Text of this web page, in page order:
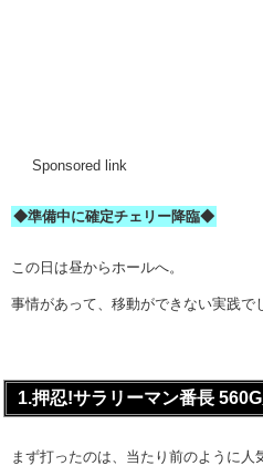
Sponsored link
◆準備中に確定チェリー降臨◆
この日は昼からホールへ。
事情があって、移動ができない実践で
1.押忍!サラリーマン番長
まず打ったのは、当たり前のように